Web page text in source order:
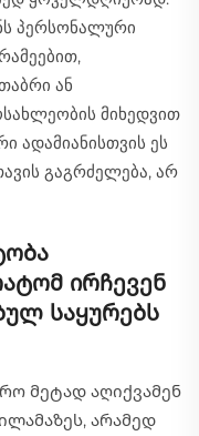
პერსონალური
ან
მიხედვით
ადამიანისთვის ეს
გაგრძელება, არ
ირჩევენ
საყურებს
მეტად აღიქვამენ
არამედ